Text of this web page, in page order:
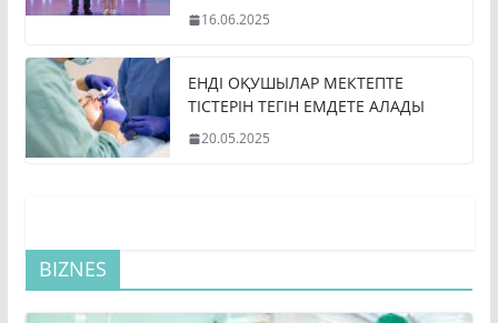
16.06.2025
ЕНДІ ОҚУШЫЛАР МЕКТЕПТЕ
ТІСТЕРІН ТЕГІН ЕМДЕТЕ АЛАДЫ
20.05.2025
BIZNES